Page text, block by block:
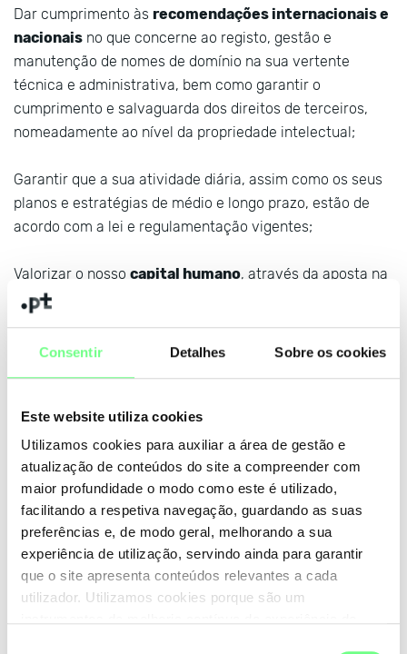
Consentir Detalhes Sobre os cookies
Este website utiliza cookies
Utilizamos cookies para auxiliar a área de gestão e
atualização de conteúdos do site a compreender com
maior profundidade o modo como este é utilizado,
facilitando a respetiva navegação, guardando as suas
preferências e, de modo geral, melhorando a sua
experiência de utilização, servindo ainda para garantir
que o site apresenta conteúdos relevantes a cada
utilizador. Utilizamos cookies porque são um
Dar cumprimento às recomendações internacionais e
nacionais no que concerne ao registo, gestão e
manutenção de nomes de domínio na sua vertente
técnica e administrativa, bem como garantir o
cumprimento e salvaguarda dos direitos de terceiros,
nomeadamente ao nível da propriedade intelectual;
Garantir que a sua atividade diária, assim como os seus
planos e estratégias de médio e longo prazo, estão de
acordo com a lei e regulamentação vigentes;
Valorizar o nosso capital humano, através da aposta na
melhoria de competências e na adoção de políticas que
comprometimento dos colaboradores face à missão e
Garantir que redes, sistemas, tecnologias que suportam
a atividade do .PT operam com elevados níveis de
serviço, sendo mantidos tecnologicamente atualizados,
e sempre que identificadas vulnerabilidades nos mesmos
são implementados controlos para proteger a
confidencialidade, integridade, disponibilidade e
privacidade da informação;
Garantir que os colaboradores, fornecedores e
políticas